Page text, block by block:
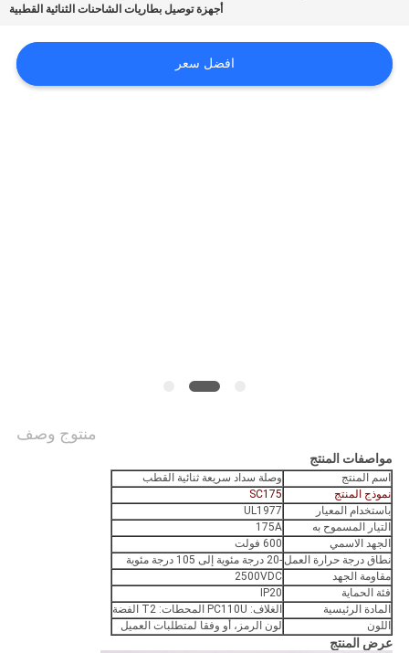
الموقع
أجهزة توصيل بطاريات الشاحنات الثنائية القطبية
افضل سعر
منتوج وصف
مواصفات المنتج
اسم المنتج
وصلة سداد سريعة ثنائية القطب
نموذج المنتج
SC175
باستخدام المعيار
UL1977
التيار المسموح به
175A
الجهد الاسمي
600 فولت
نطاق درجة حرارة العمل -20 درجة مئوية إلى 105 درجة مئوية
مقاومة الجهد
2500VDC
فئة الحماية
IP20
المادة الرئيسية
الغلاف: PC110U المحطات: T2 الفضة
اللون
لون الرمز، أو وفقا لمتطلبات العميل
عرض المنتج